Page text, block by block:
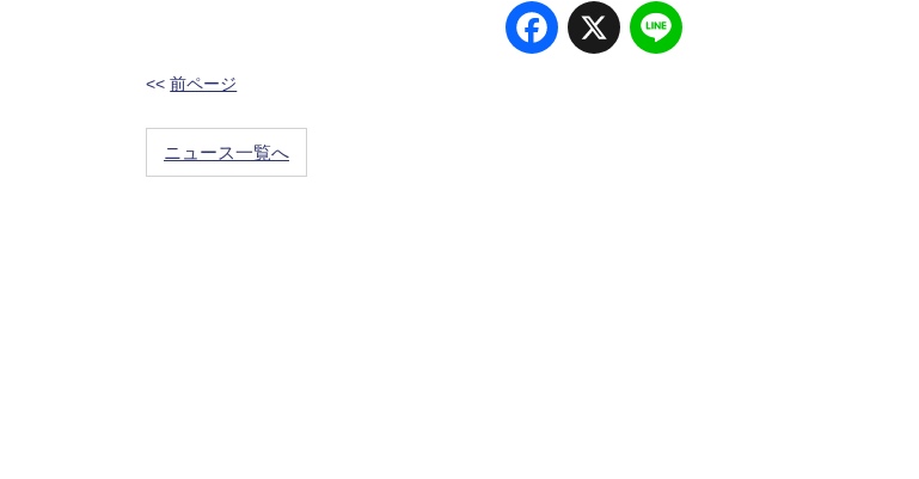
Facebook
X
<< 前ページ
ニュース一覧へ